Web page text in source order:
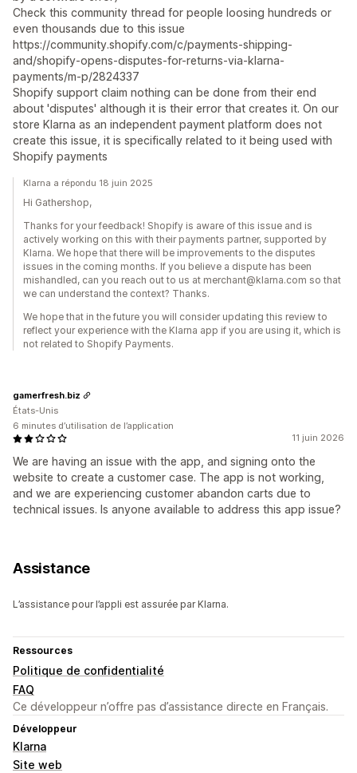
Check this community thread for people loosing hundreds or
even thousands due to this issue
https://community.shopify.com/c/payments-shipping-
and/shopify-opens-disputes-for-returns-via-klarna-
payments/m-p/2824337
Shopify support claim nothing can be done from their end
about 'disputes' although it is their error that creates it. On our
store Klarna as an independent payment platform does not
create this issue, it is specifically related to it being used with
Shopify payments
Klarna a répondu 18 juin 2025
Hi Gathershop,
Thanks for your feedback! Shopify is aware of this issue and is
actively working on this with their payments partner, supported by
Klarna. We hope that there will be improvements to the disputes
issues in the coming months. If you believe a dispute has been
mishandled, can you reach out to us at merchant@klarna.com so that
we can understand the context? Thanks.
We hope that in the future you will consider updating this review to
reflect your experience with the Klarna app if you are using it, which is
not related to Shopify Payments.
11 juin 2026
We are having an issue with the app, and signing onto the
website to create a customer case. The app is not working,
and we are experiencing customer abandon carts due to
technical issues. Is anyone available to address this app issue?
gamerfresh.biz
États-Unis
6 minutes d’utilisation de l’application
Assistance
L’assistance pour l’appli est assurée par Klarna.
Ressources
Politique de confidentialité
FAQ
Ce développeur n’offre pas d’assistance directe en Français.
Développeur
Klarna
Site web